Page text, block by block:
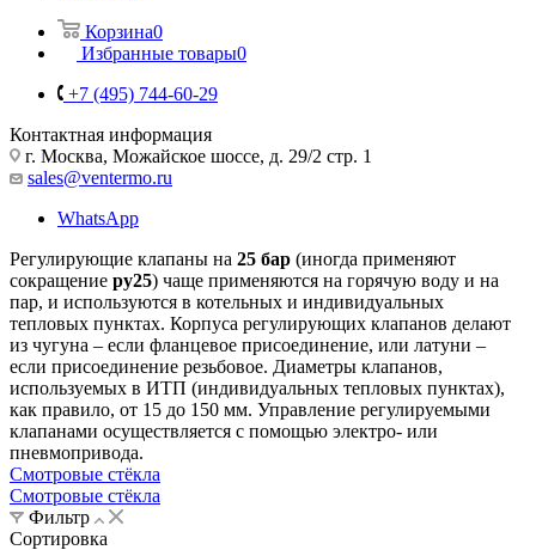
Корзина0
Избранные товары0
+7 (495) 744-60-29
Контактная информация
г. Москва, Можайское шоссе, д. 29/2 стр. 1
sales@ventermo.ru
WhatsApp
Регулирующие клапаны на 25 бар (иногда применяют
сокращение ру25) чаще применяются на горячую воду и на
пар, и используются в котельных и индивидуальных
тепловых пунктах. Корпуса регулирующих клапанов делают
из чугуна – если фланцевое присоединение, или латуни –
если присоединение резьбовое. Диаметры клапанов,
используемых в ИТП (индивидуальных тепловых пунктах),
как правило, от 15 до 150 мм. Управление регулируемыми
клапанами осуществляется с помощью электро- или
пневмопривода.
Смотровые стёкла
Смотровые стёкла
Фильтр
Сортировка